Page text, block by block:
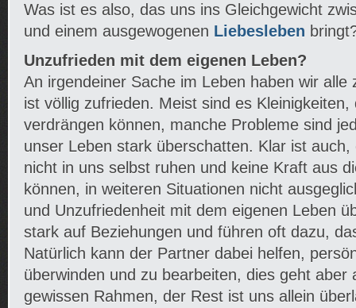
Was ist es also, das uns ins Gleichgewicht
und einem ausgewogenen Liebesleben
Unzufrieden mit dem eigenen Leben?
An irgendeiner Sache im Leben haben wir alle
ist völlig zufrieden. Meist sind es
verdrängen können, manche Probleme sind
unser Leben stark überschatten. Klar ist auch,
nicht in uns selbst ruhen und keine Kraft aus
können, in weiteren Situationen nicht
und Unzufriedenheit mit dem eigenen Leben
stark auf Beziehungen und führen oft dazu,
Natürlich kann der Partner dabei helfen,
überwinden und zu bearbeiten, dies geht aber
gewissen Rahmen, der Rest ist uns allein